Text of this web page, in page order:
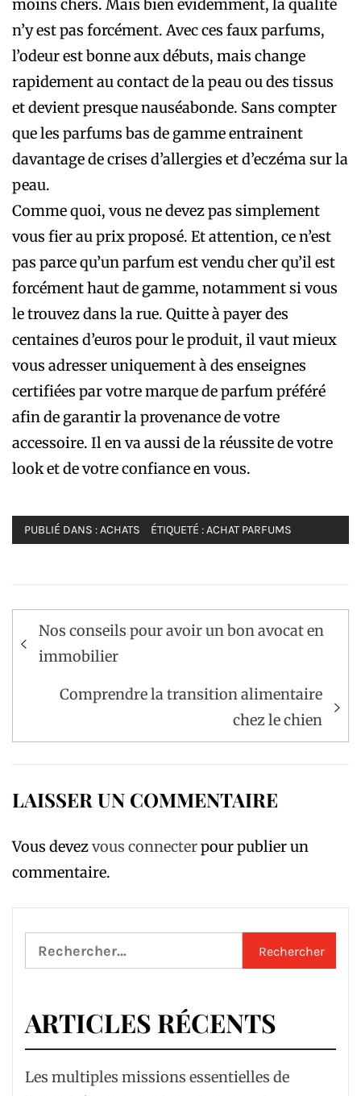
moins chers. Mais bien évidemment, la qualité
n’y est pas forcément. Avec ces faux parfums,
l’odeur est bonne aux débuts, mais change
rapidement au contact de la peau ou des tissus
et devient presque nauséabonde. Sans compter
que les parfums bas de gamme entrainent
davantage de crises d’allergies et d’eczéma sur la
peau.
Comme quoi, vous ne devez pas simplement
vous fier au prix proposé. Et attention, ce n’est
pas parce qu’un parfum est vendu cher qu’il est
forcément haut de gamme, notamment si vous
le trouvez dans la rue. Quitte à payer des
centaines d’euros pour le produit, il vaut mieux
vous adresser uniquement à des enseignes
certifiées par votre marque de parfum préféré
afin de garantir la provenance de votre
accessoire. Il en va aussi de la réussite de votre
look et de votre confiance en vous.
PUBLIÉ DANS :ACHATS ÉTIQUETÉ :ACHAT PARFUMS
Navigation
de
Nos conseils pour avoir un bon avocat en
immobilier
Comprendre la transition alimentaire
chez le chien
LAISSER UN COMMENTAIRE
Vous devezvous connecterpour publier un
commentaire.
Rechercher :
ARTICLES RÉCENTS
Les multiples missions essentielles de